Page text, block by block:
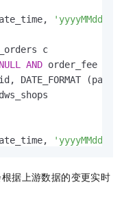
'yyyyMMdd'
c
NULL AND order_fee
DATE_FORMAT
'yyyyMMdd'
c
AND order_fee IS
据上游数据的变更实时